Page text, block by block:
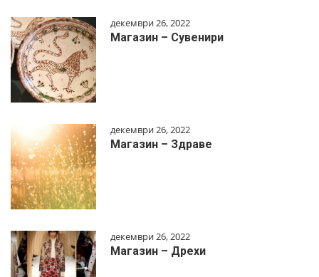
декември 26, 2022
Магазин – Сувенири
декември 26, 2022
Магазин – Здраве
декември 26, 2022
Магазин – Дрехи